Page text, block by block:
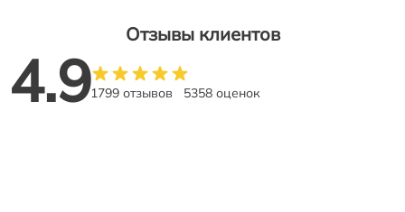
Отзывы клиентов
4.91799 отзывов 5358 оценок